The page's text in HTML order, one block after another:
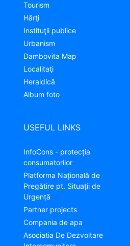
Tourism
Hărţi
Instituţii publice
Urbanism
Dambovita Map
Localitaţi
Heraldică
Album foto
USEFUL LINKS
InfoCons - protecția
consumatorilor
Platforma Națională de
Pregătire pt. Situații de
Urgență
Partner projects
Compania de apa
Asociatia De Dezvoltare